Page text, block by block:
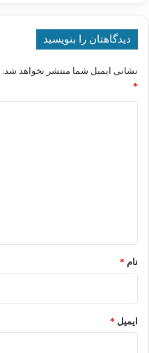
دیدگاهتان را بنویسید
نشانی ایمیل شما منتشر نخواهد شد.
*
نام *
ایمیل *